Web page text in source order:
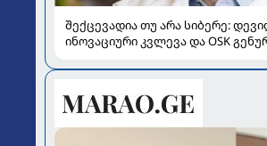
შექცევადია თუ არა სიბერე:
ინოვაციური კვლევა და OSK